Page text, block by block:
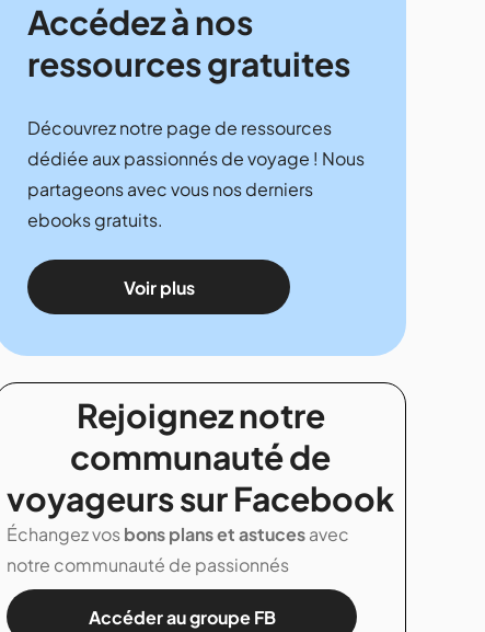
Accédez à nos
ressources gratuites
Découvrez notre page de ressources
dédiée aux passionnés de voyage ! Nous
partageons avec vous nos derniers
ebooks gratuits.
Voir plus
Rejoignez notre
communauté de
voyageurs sur Facebook
Échangez vosbons plans et astucesavec
notre communauté de passionnés
Accéder au groupe FB